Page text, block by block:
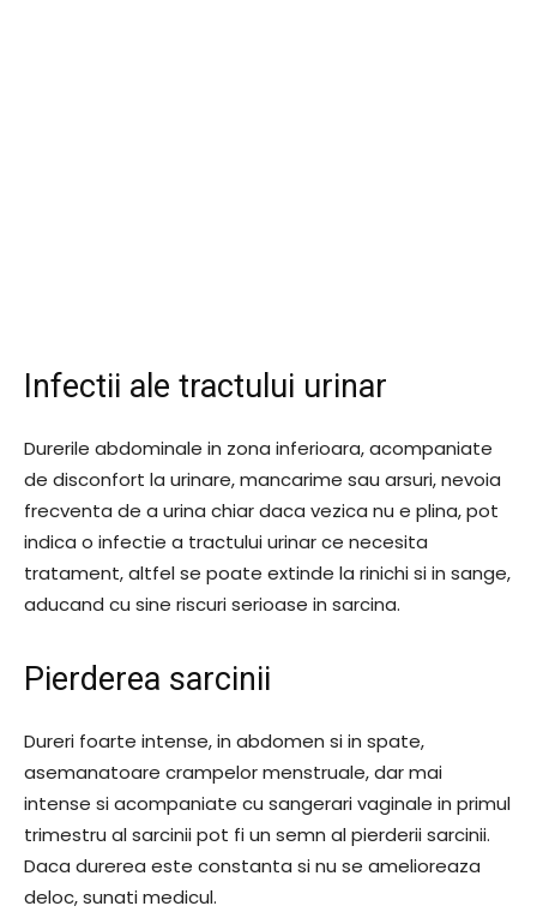
Infectii ale tractului urinar
Durerile abdominale in zona inferioara, acompaniate
de disconfort la urinare, mancarime sau arsuri, nevoia
frecventa de a urina chiar daca vezica nu e plina, pot
indica o infectie a tractului urinar ce necesita
tratament, altfel se poate extinde la rinichi si in sange,
aducand cu sine riscuri serioase in sarcina.
Pierderea sarcinii
Dureri foarte intense, in abdomen si in spate,
asemanatoare crampelor menstruale, dar mai
intense si acompaniate cu sangerari vaginale in primul
trimestru al sarcinii pot fi un semn al pierderii sarcinii.
Daca durerea este constanta si nu se amelioreaza
deloc, sunati medicul.